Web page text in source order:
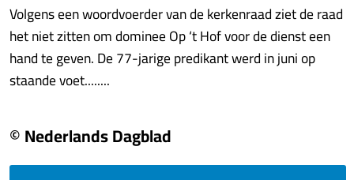
Volgens een woordvoerder van de kerkenraad ziet de raad
het niet zitten om dominee Op ‘t Hof voor de dienst een
hand te geven. De 77-jarige predikant werd in juni op
staande voet........
© Nederlands Dagblad